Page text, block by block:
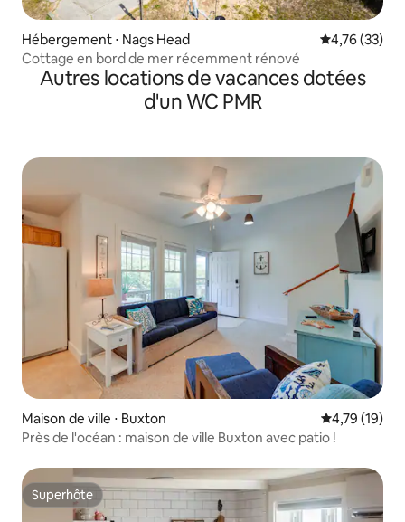
Hébergement ⋅ Nags Head Évaluation
4,76 (33)
Cottage en bord de mer récemment rénové
Autres locations de vacances dotées
d'un WC PMR
Maison de ville ⋅ Buxton Évaluation
4,79 (19)
Près de l'océan : maison de ville Buxton avec patio !
Superhôte
Superhôte